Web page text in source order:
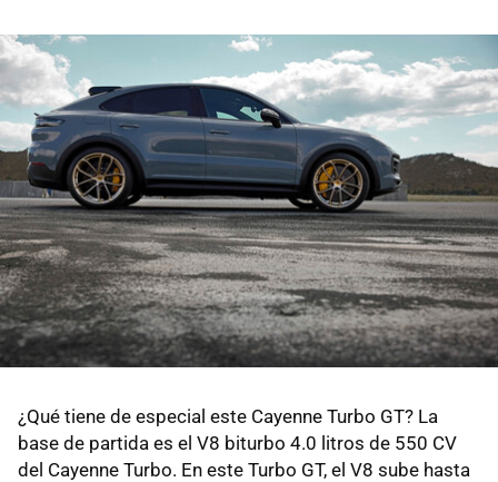
¿Qué tiene de especial este Cayenne Turbo GT? La
base de partida es el V8 biturbo 4.0 litros de 550 CV
del Cayenne Turbo. En este Turbo GT, el V8 sube hasta